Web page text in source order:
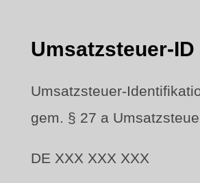
Umsatzsteuer-ID
Umsatzsteuer-
gem. § 27 a
DE XXX XXX XXX